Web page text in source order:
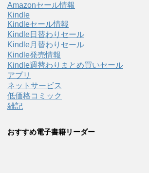
Amazonセール情報
Kindle
Kindleセール情報
Kindle日替わりセール
Kindle月替わりセール
Kindle発売情報
Kindle週替わりまとめ買いセール
アプリ
ネットサービス
低価格コミック
雑記
おすすめ電子書籍リーダー